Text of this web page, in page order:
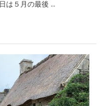
は５月の最後 …